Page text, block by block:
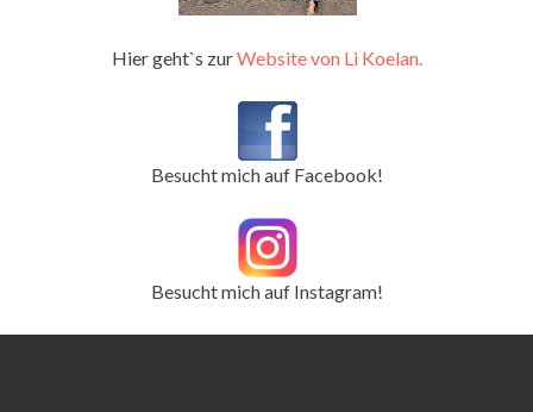
Hier geht`s zurWebsite von Li Koelan.
Besucht mich auf Facebook!
Besucht mich auf Instagram!